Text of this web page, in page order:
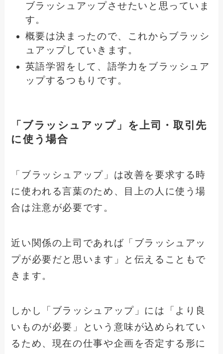
ブラッシュアップさせたいと思っていま
す。
概要は決まったので、これからブラッシ
ュアップしていきます。
英語学習をして、語学力をブラッシュア
ップするつもりです。
「ブラッシュアップ」を上司・取引先
に使う場合
「ブラッシュアップ」は改善を要求する時
に使われる言葉のため、目上の人に使う場
合は注意が必要です。
近い関係の上司であれば「ブラッシュアッ
プが必要だと思います」と伝えることもで
きます。
しかし「ブラッシュアップ」には「より良
いものが必要」という意味が込められてい
るため、現在の仕事や企画を否定する形に